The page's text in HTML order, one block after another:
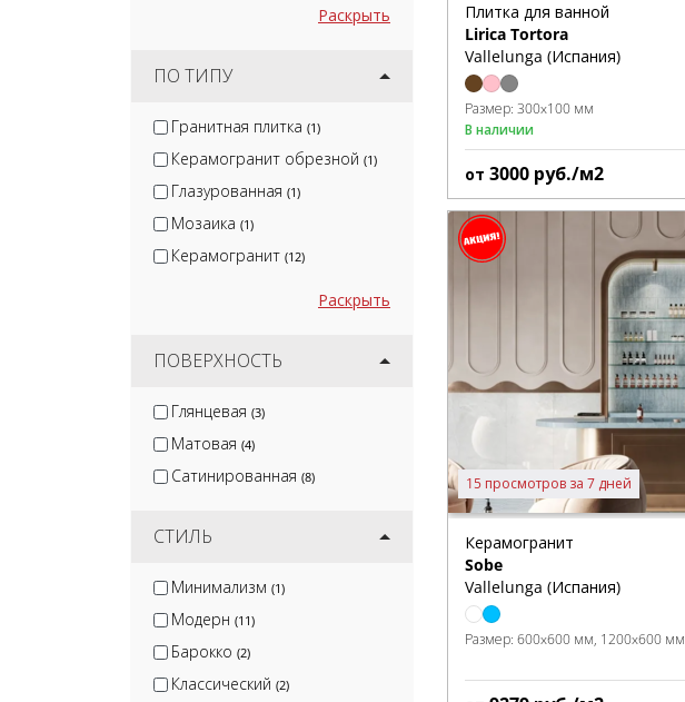
Раскрыть
ПО ТИПУ
Гранитная плитка (1)
Керамогранит обрезной (1)
Глазурованная (1)
Мозаика (1)
Керамогранит (12)
Раскрыть
ПОВЕРХНОСТЬ
Глянцевая (3)
Матовая (4)
Сатинированная (8)
СТИЛЬ
Минимализм (1)
Модерн (11)
Барокко (2)
Классический (2)
Плитка для ванной
Lirica Tortora
Vallelunga (Испания)
Размер: 300x100 мм
В наличии
от 3000 руб./м2
15 просмотров за 7 дней
Керамогранит
Sobe
Vallelunga (Испания)
Размер: 600x600 мм 1200x600 мм